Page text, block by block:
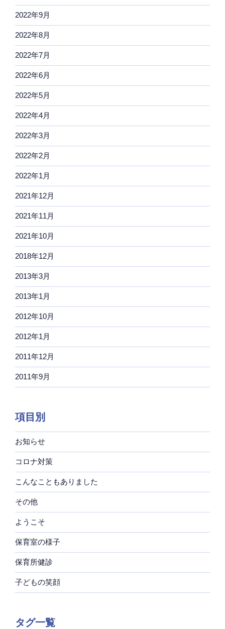
2022年9月
2022年8月
2022年7月
2022年6月
2022年5月
2022年4月
2022年3月
2022年2月
2022年1月
2021年12月
2021年11月
2021年10月
2018年12月
2013年3月
2013年1月
2012年10月
2012年1月
2011年12月
2011年9月
項目別
お知らせ
コロナ対策
こんなこともありました
その他
ようこそ
保育室の様子
保育所健診
子どもの笑顔
タグ一覧